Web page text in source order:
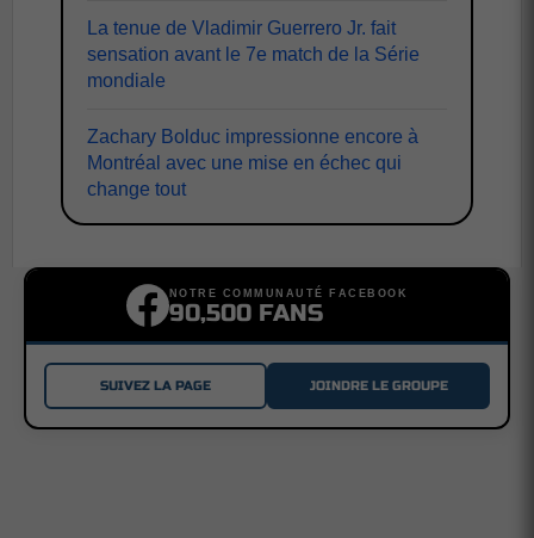
La tenue de Vladimir Guerrero Jr. fait
sensation avant le 7e match de la Série
mondiale
Zachary Bolduc impressionne encore à
Montréal avec une mise en échec qui
change tout
NOTRE COMMUNAUTÉ FACEBOOK
90,500 FANS
SUIVEZ LA PAGE JOINDRE LE GROUPE